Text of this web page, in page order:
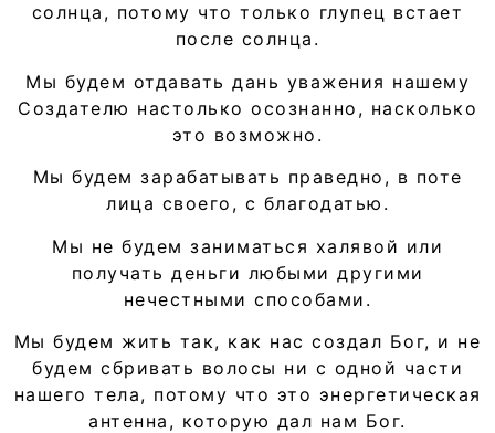
солнца, потому что только глупец встает
после солнца.
Мы будем отдавать дань уважения нашему
Создателю настолько осознанно, насколько
это возможно.
Мы будем зарабатывать праведно, в поте
лица своего, с благодатью.
Мы не будем заниматься халявой или
получать деньги любыми другими
нечестными способами.
Мы будем жить так, как нас создал Бог, и не
будем сбривать волосы ни с одной части
нашего тела, потому что это энергетическая
антенна, которую дал нам Бог.